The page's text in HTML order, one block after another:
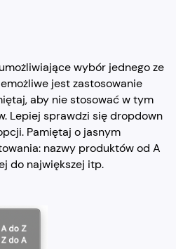
wybór jednego ze
jest zastosowanie
aby nie stosować w tym
Lepiej sprawdzi się dropdown
Pamiętaj o jasnym
nazwy produktów od A
do największej itp.